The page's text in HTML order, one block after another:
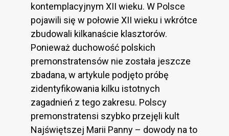
kontemplacyjnym XII wieku. W Polsce
pojawili się w połowie XII wieku i wkrótce
zbudowali kilkanaście klasztorów.
Ponieważ duchowość polskich
premonstratensów nie została jeszcze
zbadana, w artykule podjęto próbę
zidentyfikowania kilku istotnych
zagadnień z tego zakresu. Polscy
premonstratensi szybko przejęli kult
Najświętszej Marii Panny – dowody na to